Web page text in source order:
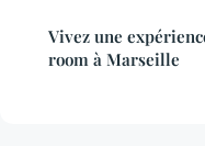
Vivez une
room à Marseille